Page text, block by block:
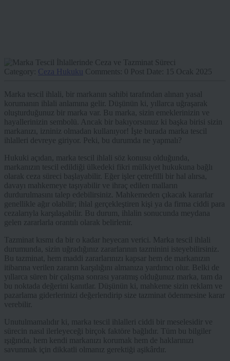
Category: Ceza Hukuku Comments: 0 Post Date: 15 Ocak 2025
Marka tescil ihlali, bir markanın sahibi tarafından alınan yasal
korumanın ihlali anlamına gelir. Düşünün ki, yıllarca uğraşarak
oluşturduğunuz bir marka var. Bu marka, sizin emeklerinizin ve
hayallerinizin sembolü. Ancak bir bakıyorsunuz ki başka birisi sizin
markanızı, izniniz olmadan kullanıyor! İşte burada marka tescil
ihlalleri devreye giriyor. Peki, bu durumda ne yapmalı?
Hukuki açıdan, marka tescil ihlali söz konusu olduğunda,
markanızın tescil edildiği ülkedeki fikri mülkiyet hukukuna bağlı
olarak ceza süreci başlayabilir. Eğer işler çetrefilli bir hal alırsa,
davayı mahkemeye taşıyabilir ve ihraç edilen malların
durdurulmasını talep edebilirsiniz. Mahkemeden çıkacak kararlar
genellikle ağır olabilir; ihlal gerçekleştiren kişi ya da firma ciddi para
cezalarıyla karşılaşabilir. Bu durum, ihlalin sonucunda meydana
gelen zararlarla orantılı olarak belirlenir.
Tazminat kısmı da bir o kadar heyecan verici. Marka tescil ihlali
durumunda, sizin uğradığınız zararlarının tazminini isteyebilirsiniz.
Bu tazminat, hem maddi zararlarınızı kapsar hem de markanızın
itibarına verilen zararın karşılığını almanıza yardımcı olur. Belki de
yıllarca süren bir çalışma sonrası yaratmış olduğunuz marka, tam da
bu noktada değerini kanıtlar. Düşünün ki, mahkeme sizin reklam ve
pazarlama giderlerinizi değerlendirip size tazminat ödenmesine karar
verebilir.
Unutulmamalıdır ki, marka tescil ihlalleri ciddi bir meselesidir ve
sürecin nasıl ilerleyeceği birçok faktöre bağlıdır. Tüm bu bilgiler
ışığında, hem kendi markanızı korumak hem de haklarınızı
savunmak için dikkatli olmanız gerektiği aşikârdır.